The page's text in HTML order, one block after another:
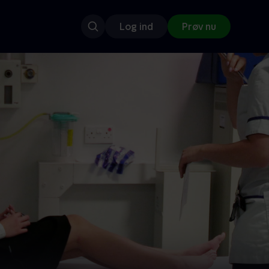
Log ind Prøv nu